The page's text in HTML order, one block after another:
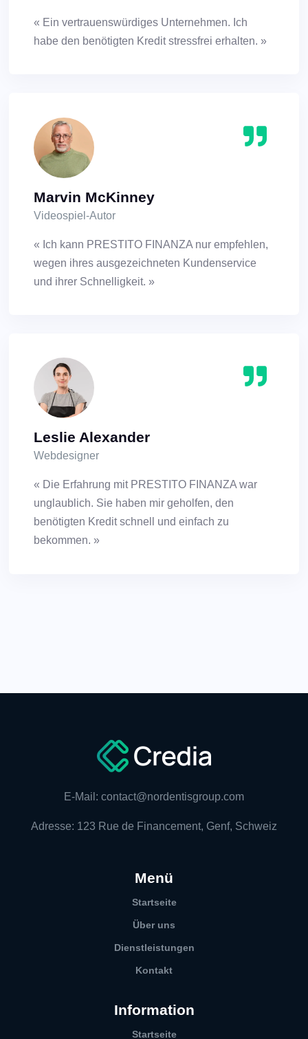
« Ein vertrauenswürdiges Unternehmen. Ich
habe den benötigten Kredit stressfrei erhalten. »
Marvin McKinney
Videospiel-Autor
« Ich kann PRESTITO FINANZA nur empfehlen,
wegen ihres ausgezeichneten Kundenservice
und ihrer Schnelligkeit. »
Leslie Alexander
Webdesigner
« Die Erfahrung mit PRESTITO FINANZA war
unglaublich. Sie haben mir geholfen, den
benötigten Kredit schnell und einfach zu
bekommen. »
E-Mail: contact@nordentisgroup.com
Adresse: 123 Rue de Financement, Genf, Schweiz
Menü
Startseite
Über uns
Dienstleistungen
Kontakt
Information
Startseite